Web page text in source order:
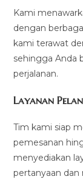
Kami
dengan
kami terawat
sehingga Anda
perjalanan.
Layanan
Tim kami siap
pemesanan
menyediakan
pertanyaan